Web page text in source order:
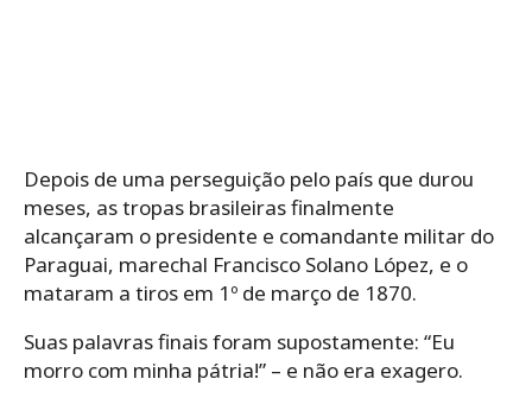
Depois de uma perseguição pelo país que durou
meses, as tropas brasileiras finalmente
alcançaram o presidente e comandante militar do
Paraguai, marechal Francisco Solano López, e o
mataram a tiros em 1º de março de 1870.
Suas palavras finais foram supostamente: “Eu
morro com minha pátria!” – e não era exagero.